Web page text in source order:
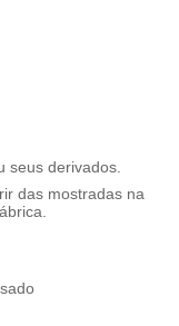
seus derivados.
das mostradas na